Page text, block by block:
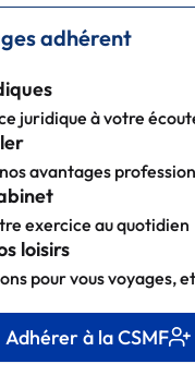
adhérent
juridique à votre
avantages
exercice au quotidien
loisirs
pour vous voyages,
Adhérer à la CSMF